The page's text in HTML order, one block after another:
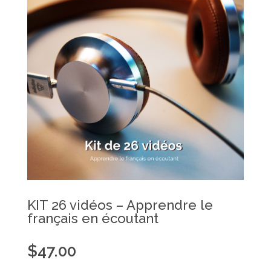
KIT 26 vidéos – Apprendre le
français en écoutant
$47.00